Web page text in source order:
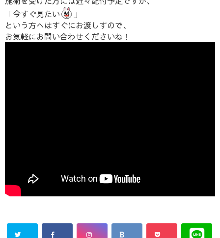
「今すぐ見たい
」
という方へはすぐにお渡しすので、
お気軽にお問い合わせくださいね！